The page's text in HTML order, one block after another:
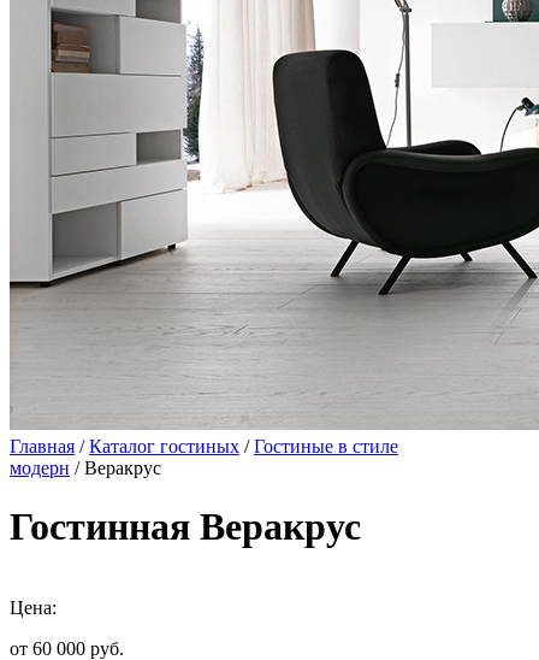
Главная /Каталог гостиных /Гостиные в стиле
модерн / Веракрус
Гостинная Веракрус
Цена:
от 60 000 руб.